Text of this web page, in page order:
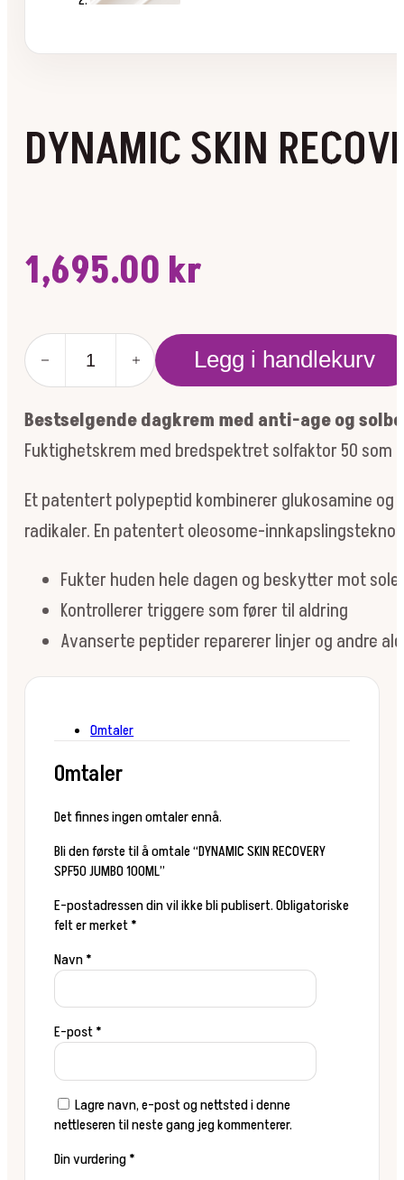
DYNAMIC SKIN
1,695.00 kr
DYNAMIC
SKIN
RECOVERY
JUMBO
100ML
antall
Legg i handlekurv
Bestselgende dagkrem med anti-age og
Fuktighetskrem med bredspektret solfaktor 50
Et patentert polypeptid kombinerer glukosamine
radikaler. En patentert oleosome-
Fukter huden hele dagen og beskytter mot
Kontrollerer triggere som fører til aldring
Avanserte peptider reparerer linjer og andre
Omtaler
Omtaler
Det finnes ingen omtaler ennå.
Bli den første til å omtale “DYNAMIC SKIN RECOVERY
SPF50 JUMBO 100ML”
E-postadressen din vil ikke bli publisert.Obligatoriske
felt er merket*
Navn*
E-post*
Lagre navn, e-post og nettsted i denne
nettleseren til neste gang jeg kommenterer.
Din vurdering*